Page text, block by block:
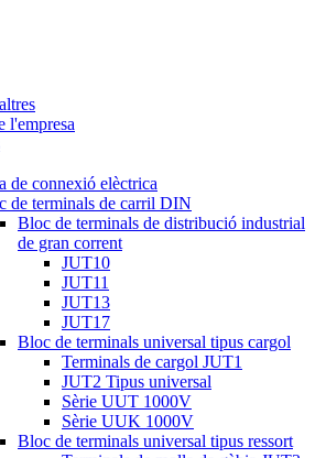
l'empresa
de connexió elèctrica
de terminals de carril DIN
Bloc de terminals de distribució industrial
de gran corrent
JUT10
JUT11
JUT13
JUT17
Bloc de terminals universal tipus cargol
Terminals de cargol JUT1
JUT2 Tipus universal
Sèrie UUT 1000V
Sèrie UUK 1000V
Bloc de terminals universal tipus ressort